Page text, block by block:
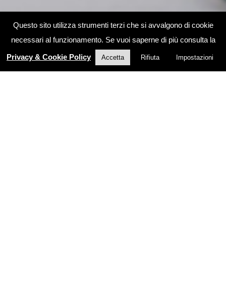
Questo sito utilizza strumenti terzi che si avvalgono di cookie
necessari al funzionamento. Se vuoi saperne di più consulta la
Privacy & Cookie Policy
Accetta Rifiuta Impostazioni